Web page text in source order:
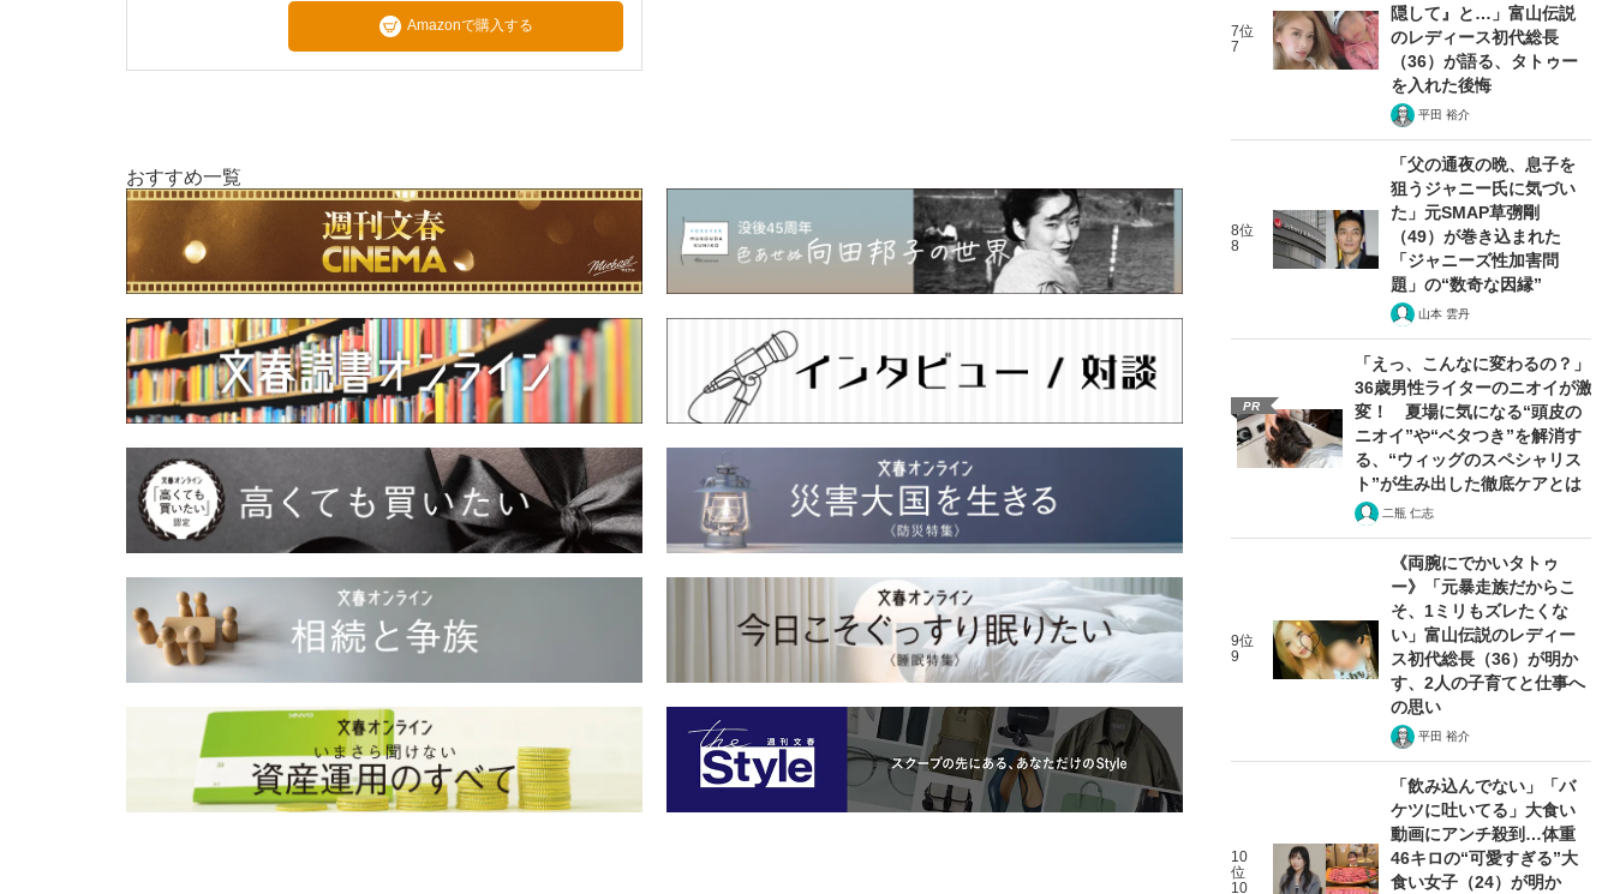
Amazonで購入する
おすすめ一覧
7位
7
隠して』と…」富山伝説
のレディース初代総長
（36）が語る、タトゥー
を入れた後悔
平田 裕介
8位
8
「父の通夜の晩、息子を
狙うジャニー氏に気づい
た」元SMAP草彅剛
（49）が巻き込まれた
「ジャニーズ性加害問
題」の“数奇な因縁”
山本 雲丹
PR
「えっ、こんなに変わるの？」
36歳男性ライターのニオイが激
変！ 夏場に気になる“頭皮の
ニオイ”や“ベタつき”を解消す
る、“ウィッグのスペシャリス
ト”が生み出した徹底ケアとは
二瓶 仁志
9位
9
《両腕にでかいタトゥ
ー》「元暴走族だからこ
そ、1ミリもズレたくな
い」富山伝説のレディー
ス初代総長（36）が明か
す、2人の子育てと仕事へ
の思い
平田 裕介
10
位
10
「飲み込んでない」「バ
ケツに吐いてる」大食い
動画にアンチ殺到…体重
46キロの“可愛すぎる”大
食い女子（24）が明か